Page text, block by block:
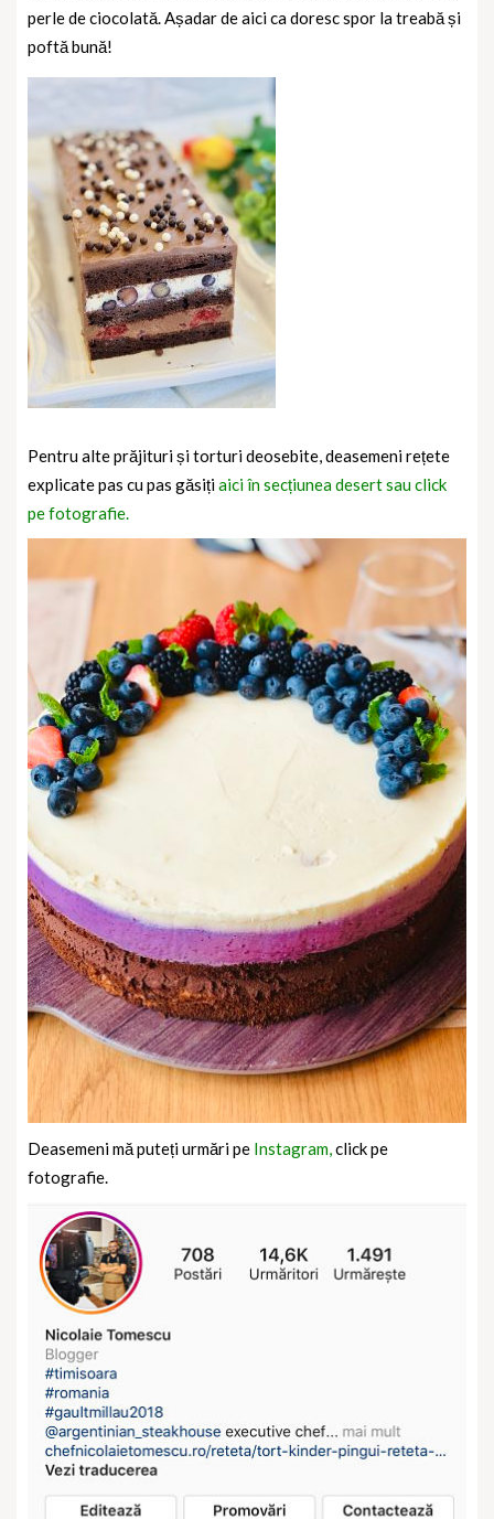
perle de ciocolată. Așadar de aici ca doresc spor la treabă și
poftă bună!
Pentru alte prăjituri și torturi deosebite, deasemeni rețete
explicate pas cu pas găsițiaici în secțiunea desert sau click
pe fotografie.
Deasemeni mă puteți urmări pe Instagram,click pe
fotografie.